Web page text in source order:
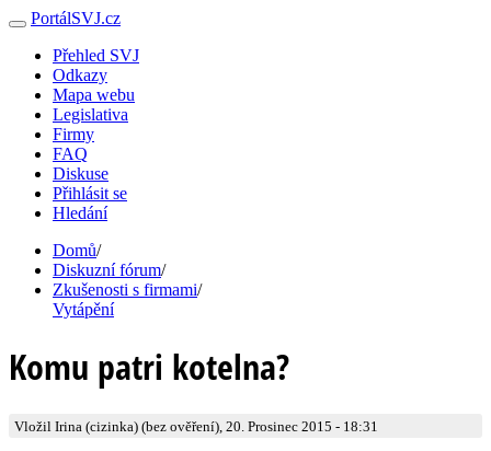
PortálSVJ.cz
Přehled SVJ
Odkazy
Mapa webu
Legislativa
Firmy
FAQ
Diskuse
Přihlásit se
Hledání
Domů/
Diskuzní fórum/
Zkušenosti s firmami/
Vytápění
Komu patri kotelna?
Vložil Irina (cizinka) (bez ověření), 20. Prosinec 2015 - 18:31